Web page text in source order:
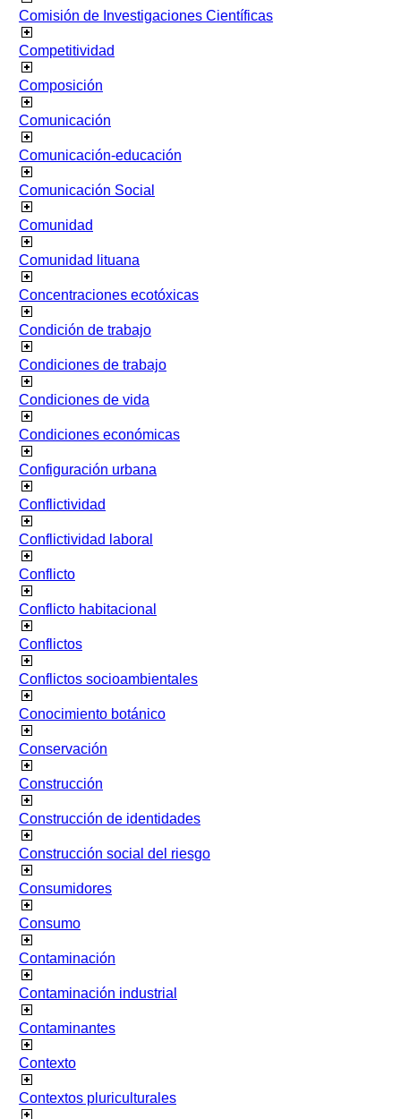
Comisión de Investigaciones Científicas
Competitividad
Composición
Comunicación
Comunicación-educación
Comunicación Social
Comunidad
Comunidad lituana
Concentraciones ecotóxicas
Condición de trabajo
Condiciones de trabajo
Condiciones de vida
Condiciones económicas
Configuración urbana
Conflictividad
Conflictividad laboral
Conflicto
Conflicto habitacional
Conflictos
Conflictos socioambientales
Conocimiento botánico
Conservación
Construcción
Construcción de identidades
Construcción social del riesgo
Consumidores
Consumo
Contaminación
Contaminación industrial
Contaminantes
Contexto
Contextos pluriculturales